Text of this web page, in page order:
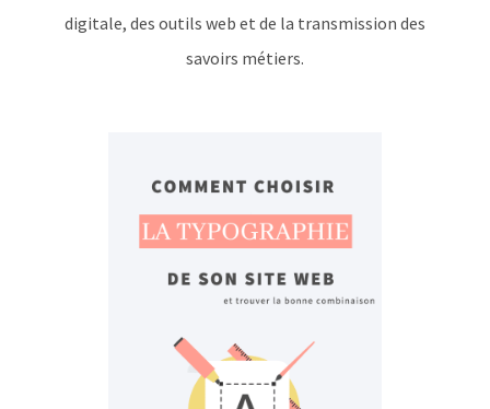
digitale, des outils web et de la transmission des
savoirs métiers.